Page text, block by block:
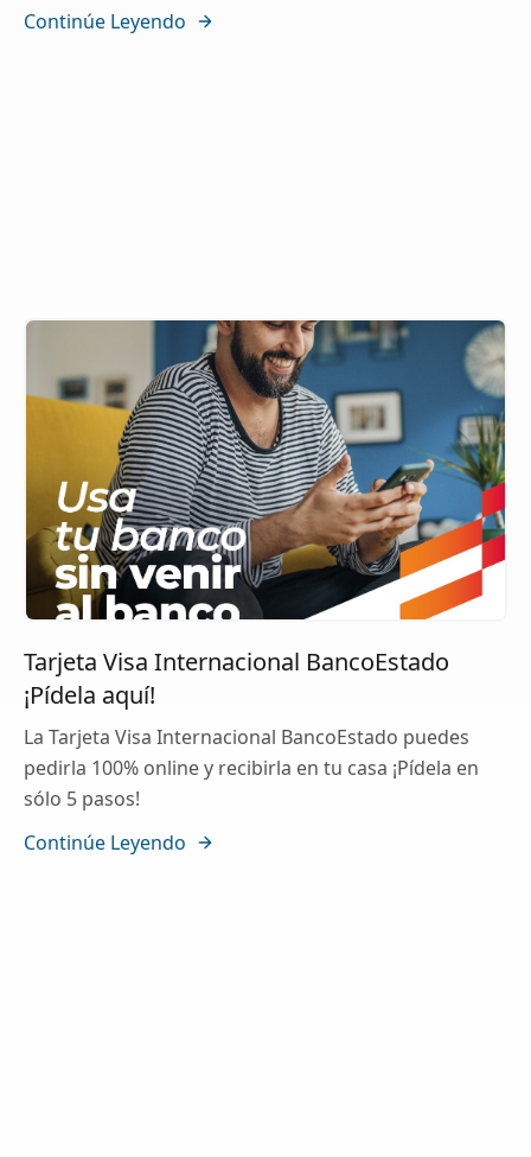
Continúe Leyendo
Tarjeta Visa Internacional BancoEstado
¡Pídela aquí!
La Tarjeta Visa Internacional BancoEstado puedes
pedirla 100% online y recibirla en tu casa ¡Pídela en
sólo 5 pasos!
Continúe Leyendo